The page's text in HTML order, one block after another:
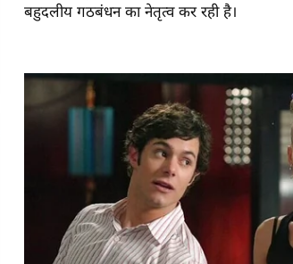
बहुदलीय गठबंधन का नेतृत्व कर रही है।